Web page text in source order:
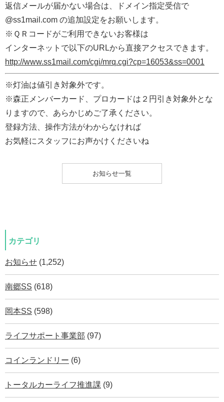
返信メールが届かない場合は、ドメイン指定受信で
@ss1mail.com の追加設定をお願いします。
※ＱＲコードがご利用できないお客様は
インターネットで以下のURLから直接アクセスできます。
http://www.ss1mail.com/cgi/mrq.cgi?cp=16053&ss=0001
※灯油は値引き対象外です。
※森正メンバーカード、プロカードは２円引き対象外とな
りますので、あらかじめご了承ください。
登録方法、操作方法がわからなければ
お気軽にスタッフにお声かけくださいね
お知らせ一覧
カテゴリ
お知らせ (1,252)
南郷SS (618)
岡本SS (598)
ライフサポート事業部 (97)
コインランドリー (6)
トータルカーライフ推進課 (9)